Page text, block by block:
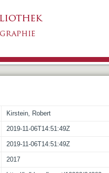
Caesar and
Kirstein, Robert
2019-11-06T14:51:49Z
2019-11-06T14:51:49Z
2017